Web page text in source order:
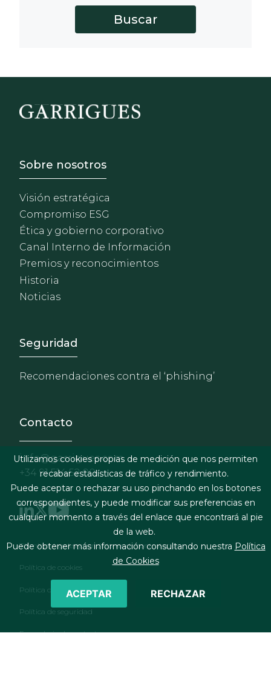
Footer - Sobre Nosotros
Sobre nosotros
Visión estratégica
Compromiso ESG
Ética y gobierno corporativo
Canal Interno de Información
Premios y reconocimientos
Historia
Noticias
Footer - Extranet y
Seguridad
Recomendaciones contra el ‘phishing’
Contacto
info@garrigues.com
+34 91 514 52 00
Footer menu
Términos legales y condiciones de contratación
Política de cookies
Política de privacidad
Política de seguridad
Formulario de contacto
Utilizamos cookies propias de medición que nos permiten
recabar estadísticas de tráfico y rendimiento.
Puede aceptar o rechazar su uso pinchando en los botones
correspondientes, y puede modificar sus preferencias en
cualquier momento a través del enlace que encontrará al pie
de la web.
Puede obtener más información consultando nuestra Política
de Cookies
ACEPTAR RECHAZAR